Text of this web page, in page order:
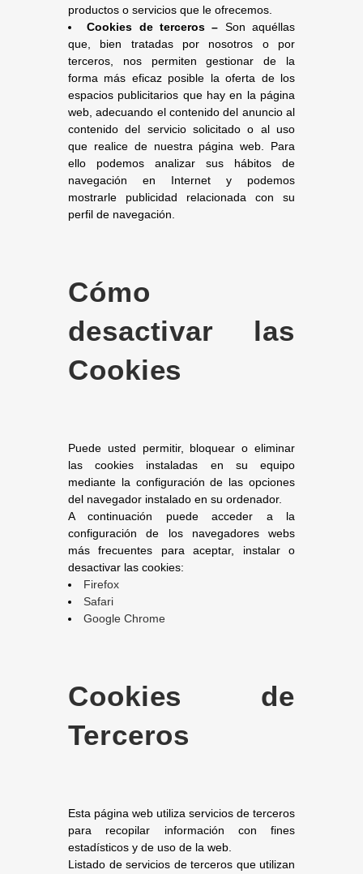
productos o servicios que le ofrecemos.
Cookies de terceros – Son aquéllas
que, bien tratadas por nosotros o por
terceros, nos permiten gestionar de la
forma más eficaz posible la oferta de los
espacios publicitarios que hay en la página
web, adecuando el contenido del anuncio al
contenido del servicio solicitado o al uso
que realice de nuestra página web. Para
ello podemos analizar sus hábitos de
navegación en Internet y podemos
mostrarle publicidad relacionada con su
perfil de navegación.
Cómo
desactivar las
Cookies
Puede usted permitir, bloquear o eliminar
las cookies instaladas en su equipo
mediante la configuración de las opciones
del navegador instalado en su ordenador.
A continuación puede acceder a la
configuración de los navegadores webs
más frecuentes para aceptar, instalar o
desactivar las cookies:
Firefox
Safari
Google Chrome
Cookies de
Terceros
Esta página web utiliza servicios de terceros
para recopilar información con fines
estadísticos y de uso de la web.
Listado de servicios de terceros que utilizan